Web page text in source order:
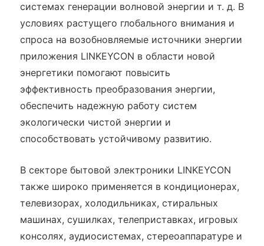
системах генерации волновой энергии и т. д. В
условиях растущего глобального внимания и
спроса на возобновляемые источники энергии
приложения LINKEYCON в области новой
энергетики помогают повысить
эффективность преобразования энергии,
обеспечить надежную работу систем
экологически чистой энергии и
способствовать устойчивому развитию.
В секторе бытовой электроники LINKEYCON
также широко применяется в кондиционерах,
телевизорах, холодильниках, стиральных
машинах, сушилках, телеприставках, игровых
консолях, аудиосистемах, стереоаппаратуре и